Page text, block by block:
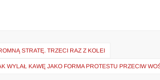
STRATĘ. TRZECI RAZ Z KOLEI
WYLAŁ KAWĘ JAKO FORMA PROTESTU PRZECIW